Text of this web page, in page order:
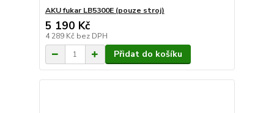
AKU fukar LB5300E (pouze stroj)
5 190 Kč
4 289 Kč bez DPH
Přidat do košíku